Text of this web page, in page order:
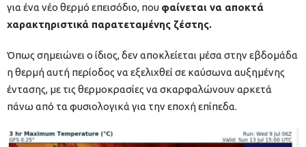
για ένα νέο θερμό επεισόδιο, που φαίνεται να αποκτά
χαρακτηριστικά παρατεταμένης ζέστης.
Όπως σημειώνει ο ίδιος, δεν αποκλείεται μέσα στην εβδομάδα
η θερμή αυτή περίοδος να εξελιχθεί σε καύσωνα αυξημένης
έντασης, με τις θερμοκρασίες να σκαρφαλώνουν αρκετά
πάνω από τα φυσιολογικά για την εποχή επίπεδα.